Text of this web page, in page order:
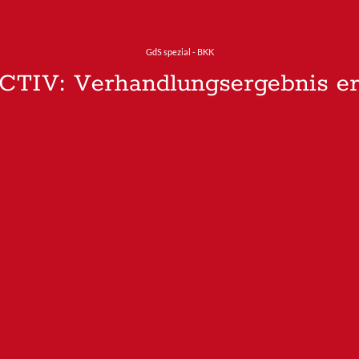
GdS spezial - BKK
Verhandlungsergebnis